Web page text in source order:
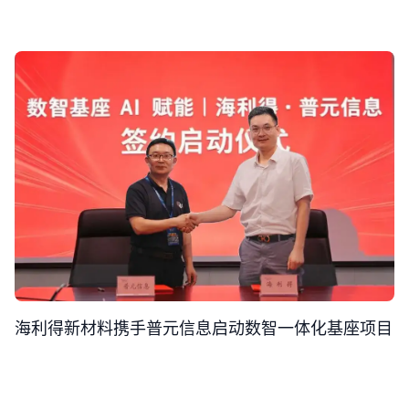
海利得新材料携手普元信息启动数智一体化基座项目